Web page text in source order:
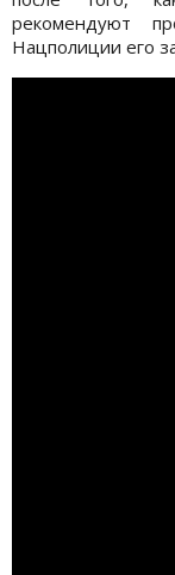
рекомендуют
Нацполиции его